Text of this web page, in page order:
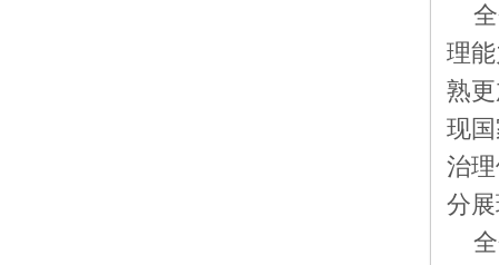
理
熟
现
治
分